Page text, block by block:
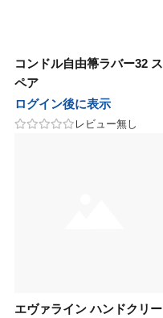
コンドル自由箒ラバー32 ス
ペア
ログイン後に表示
レビュー無し
エヴァライン ハンドクリー